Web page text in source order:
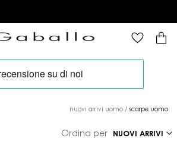
nuovi arrivi uomo / scarpe uomo
Ordina per